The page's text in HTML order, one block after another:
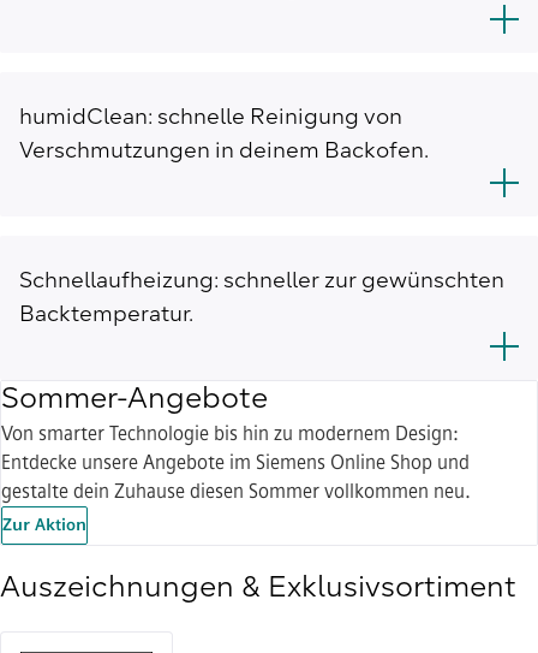
humidClean: schnelle Reinigung von
Verschmutzungen in deinem Backofen.
Schnellaufheizung: schneller zur gewünschten
Backtemperatur.
Sommer-Angebote
Von smarter Technologie bis hin zu modernem Design:
Entdecke unsere Angebote im Siemens Online Shop und
gestalte dein Zuhause diesen Sommer vollkommen neu.
Zur Aktion
Auszeichnungen & Exklusivsortiment